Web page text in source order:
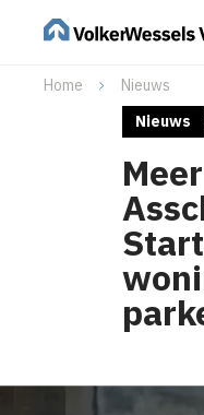
Home
Nieuws
Nieuws